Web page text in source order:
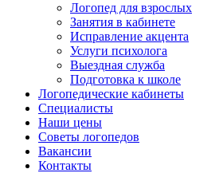
Логопед для взрослых
Занятия в кабинете
Исправление акцента
Услуги психолога
Выездная служба
Подготовка к школе
Логопедические кабинеты
Специалисты
Наши цены
Советы логопедов
Вакансии
Контакты